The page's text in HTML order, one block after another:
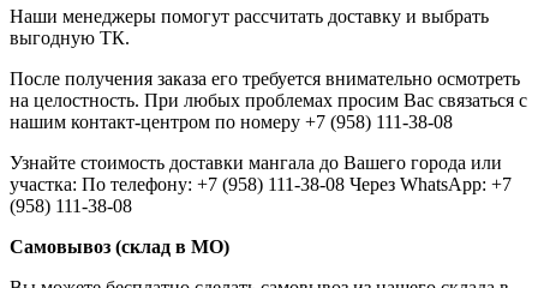
Наши менеджеры помогут рассчитать доставку и выбрать
выгодную ТК.
После получения заказа его требуется внимательно осмотреть
на целостность. При любых проблемах просим Вас связаться с
нашим контакт-центром по номеру +7 (958) 111-38-08
Узнайте стоимость доставки мангала до Вашего города или
участка: По телефону: +7 (958) 111-38-08 Через WhatsApp: +7
(958) 111-38-08
Самовывоз (склад в МО)